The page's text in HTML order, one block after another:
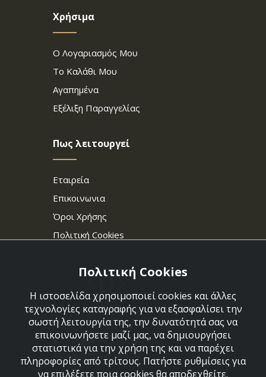
Χρήσιμα
Ο Λογαριασμός Μου
Το Καλάθι Μου
Αγαπημένα
Εξέλιξη Παραγγελίας
Πως λειτουργεί
Εταιρεία
Επικοινωνια
Όροι Χρήσης
Πολιτική Cookies
Στεφάνου Σαράφη 36,
Αργυρούπολη 164 52
Πολιτική Cookies
Η ιστοσελίδα χρησιμοποιεί cookies και άλλες
τεχνολογίες καταγραφής για να εξασφαλίσει την
σωστή λειτουργία της, την δυνατότητά σας να
επικοινωνήσετε μαζί μας, να δημιουργήσει
στατιστικά για την χρήση της και να παρέχει
πληροφορίες από τρίτους. Πατήστε ρυθμίσεις για
να επιλέξετε ποια cookies θα αποδεχθείτε.